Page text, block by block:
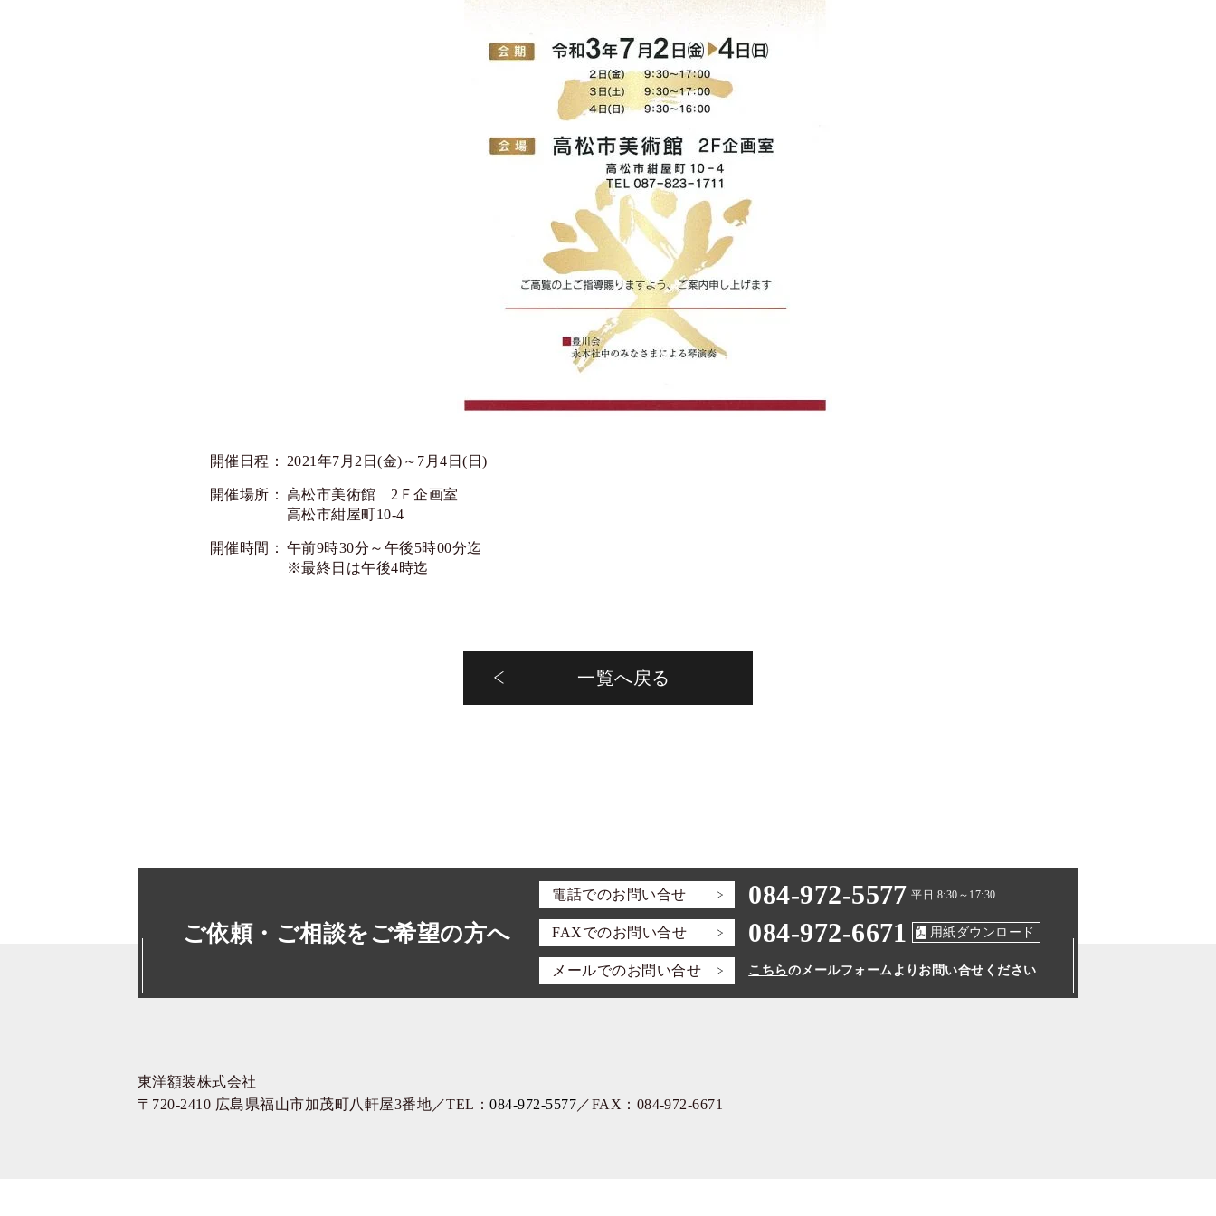
開催日程： 2021年7月2日(金)～7月4日(日)
開催場所： 高松市美術館 2Ｆ企画室
高松市紺屋町10-4
開催時間： 午前9時30分～午後5時00分迄
※最終日は午後4時迄
一覧へ戻る
ご依頼・ご相談をご希望の方へ
電話でのお問い合せ 084-972-5577 平日 8:30～17:30
FAXでのお問い合せ 084-972-6671 用紙ダウンロード
メールでのお問い合せ こちらのメールフォームより お問い合せください
東洋額装株式会社
〒720-2410 広島県福山市加茂町八軒屋3番地 ／TEL：084-972-5577 ／FAX：084-972-6671